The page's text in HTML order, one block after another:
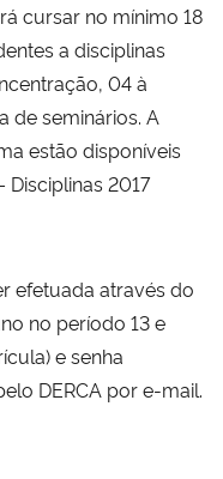
cursar no mínimo 18
a disciplinas
04 à
de seminários. A
estão disponíveis
2017
efetuada através do
no período 13 e
e senha
DERCA por e-mail.